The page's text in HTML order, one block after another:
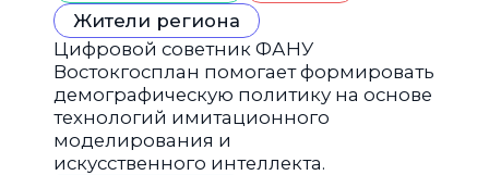
Жители региона
Цифровой советник ФАНУ
Востокгосплан помогает формировать
демографическую политику на основе
технологий имитационного
моделирования и
искусственного интеллекта.